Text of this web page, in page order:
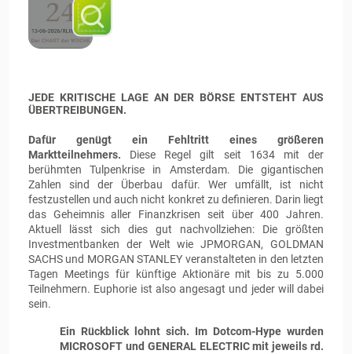
JEDE KRITISCHE LAGE AN DER BÖRSE ENTSTEHT AUS
ÜBERTREIBUNGEN.
Dafür genügt ein Fehltritt eines größeren
Marktteilnehmers. Diese Regel gilt seit 1634 mit der
berühmten Tulpenkrise in Amsterdam. Die gigantischen
Zahlen sind der Überbau dafür. Wer umfällt, ist nicht
festzustellen und auch nicht konkret zu definieren. Darin liegt
das Geheimnis aller Finanzkrisen seit über 400 Jahren.
Aktuell lässt sich dies gut nachvollziehen: Die größten
Investmentbanken der Welt wie JPMORGAN, GOLDMAN
SACHS und MORGAN STANLEY veranstalteten in den letzten
Tagen Meetings für künftige Aktionäre mit bis zu 5.000
Teilnehmern. Euphorie ist also angesagt und jeder will dabei
sein.
Ein Rückblick lohnt sich. Im Dotcom-Hype wurden
MICROSOFT und GENERAL ELECTRIC mit jeweils rd.